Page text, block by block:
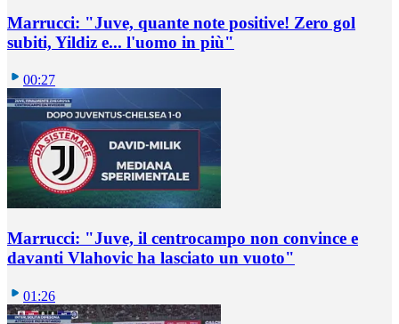
Marrucci: "Juve, quante note positive! Zero gol
subiti, Yildiz e... l'uomo in più"
00:27
Marrucci: "Juve, il centrocampo non convince e
davanti Vlahovic ha lasciato un vuoto"
01:26